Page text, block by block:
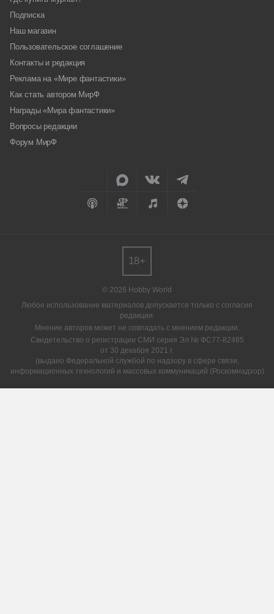
Подписка
Наш магазин
Пользовательское соглашение
Контакты и редакция
Реклама на «Мире фантастики»
Как стать автором МирФ
Награды «Мира фантастики»
Вопросы редакции
Форум МирФ
© 2026 Hobby World
Любое использование материалов допускается только с согласия
редакции.
Мнение авторов может не совпадать с мнением редакции.
Свидетельство о регистрации СМИ серия Эл № ФС77-82485
от 30 декабря 2021 г.
(выдано Федеральной службой по надзору в сфере связи,
информационных технологий и массовых коммуникаций (Роскомнадзор)
18+